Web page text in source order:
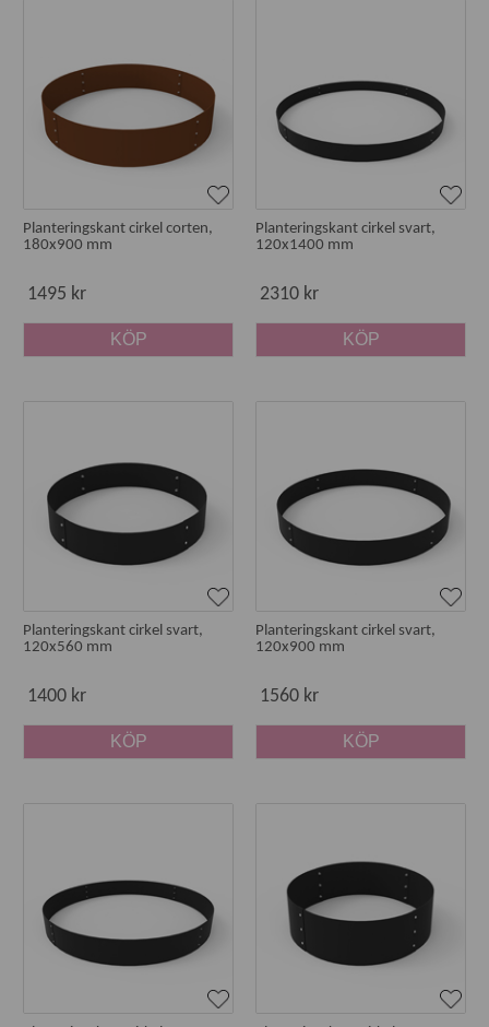
Planteringskant cirkel corten,
180x900 mm
1495 kr
KÖP
Planteringskant cirkel svart,
120x1400 mm
2310 kr
KÖP
Planteringskant cirkel svart,
120x560 mm
1400 kr
KÖP
Planteringskant cirkel svart,
120x900 mm
1560 kr
KÖP